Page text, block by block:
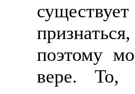
поэтому
вере. То,